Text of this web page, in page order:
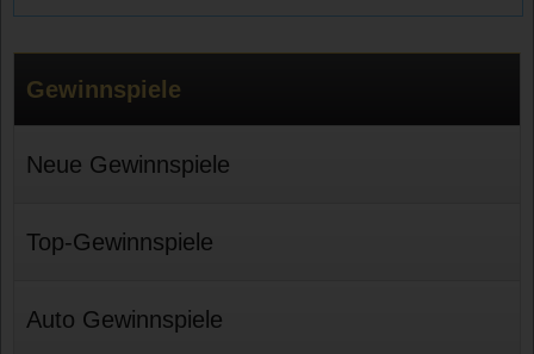
Gewinnspiele
Neue Gewinnspiele
Top-Gewinnspiele
Auto Gewinnspiele